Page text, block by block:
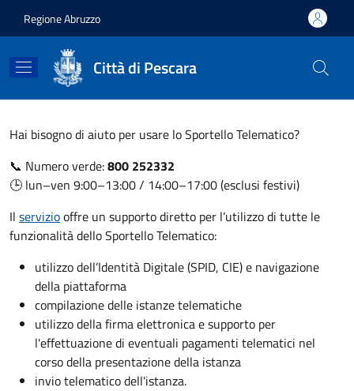
Regione Abruzzo
Città di Pescara
Hai bisogno di aiuto per usare lo Sportello Telematico?
📞 Numero verde:800 252332
🕒 lun–ven 9:00–13:00 / 14:00–17:00 (esclusi festivi)
Il serviziooffre un supporto diretto per l’utilizzo di tutte le
funzionalità dello Sportello Telematico:
utilizzo dell’Identità Digitale (SPID, CIE) e navigazione
della piattaforma
compilazione delle istanze telematiche
utilizzo della firma elettronica e supporto per
l'effettuazione di eventuali pagamenti telematici nel
corso della presentazione della istanza
invio telematico dell'istanza.